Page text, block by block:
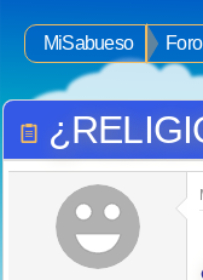
MiSabueso Foro